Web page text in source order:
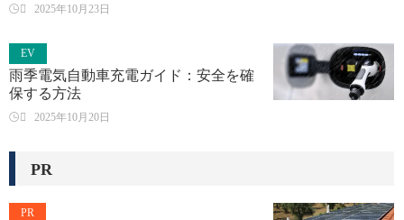
 2025年10月23日
EV
雨季電気自動車充電ガイド：安全を確
保する方法
 2025年10月20日
PR
PR